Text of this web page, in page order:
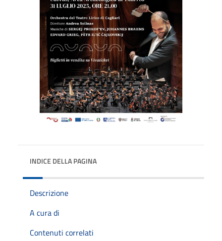
INDICE DELLA PAGINA
Descrizione
A cura di
Contenuti correlati